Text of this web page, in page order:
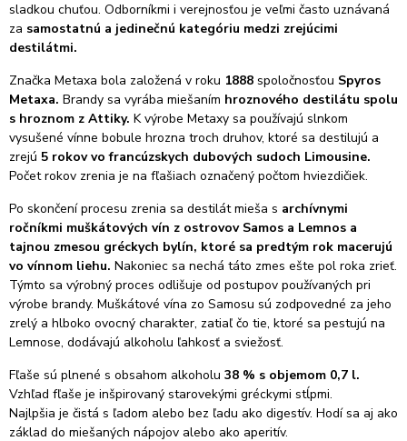
sladkou chuťou. Odborníkmi i verejnosťou je veľmi často uznávaná
za samostatnú a jedinečnú kategóriu medzi zrejúcimi
destilátmi.
Značka Metaxa bola založená v roku 1888 spoločnosťou Spyros
Metaxa. Brandy sa vyrába miešaním hroznového destilátu spolu
s hroznom z Attiky. K výrobe Metaxy sa používajú slnkom
vysušené vínne bobule hrozna troch druhov, ktoré sa destilujú a
zrejú 5 rokov vo francúzskych dubových sudoch Limousine.
Počet rokov zrenia je na fľašiach označený počtom hviezdičiek.
Po skončení procesu zrenia sa destilát mieša s archívnymi
ročníkmi muškátových vín z ostrovov Samos a Lemnos a
tajnou zmesou gréckych bylín, ktoré sa predtým rok macerujú
vo vínnom liehu. Nakoniec sa nechá táto zmes ešte pol roka zrieť.
Týmto sa výrobný proces odlišuje od postupov používaných pri
výrobe brandy. Muškátové vína zo Samosu sú zodpovedné za jeho
zrelý a hlboko ovocný charakter, zatiaľ čo tie, ktoré sa pestujú na
Lemnose, dodávajú alkoholu ľahkosť a sviežosť.
Fľaše sú plnené s obsahom alkoholu 38 % s objemom 0,7 l.
Vzhľad fľaše je inšpirovaný starovekými gréckymi stĺpmi.
Najlpšia je čistá s ľadom alebo bez ľadu ako digestív. Hodí sa aj ako
základ do miešaných nápojov alebo ako aperitív.